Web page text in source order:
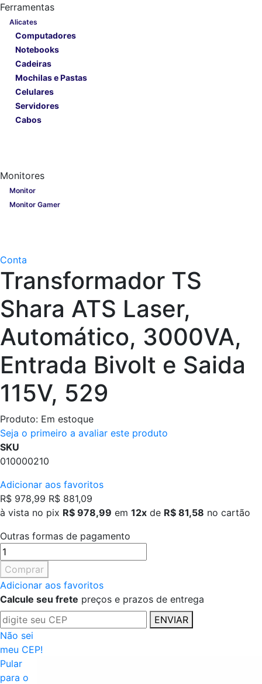
Ferramentas
Alicates
Computadores
Notebooks
Cadeiras
Mochilas e Pastas
Celulares
Servidores
Cabos
Monitores
Monitor
Monitor Gamer
Conta
Transformador TS
Shara ATS Laser,
Automático, 3000VA,
Entrada Bivolt e Saida
115V, 529
Produto: Em estoque
Seja o primeiro a avaliar este produto
SKU
010000210
Adicionar aos favoritos
R$ 978,99 R$ 881,09
à vista no pix R$ 978,99 em 12x de R$ 81,58 no cartão
Outras formas de pagamento
Comprar
Adicionar aos favoritos
Calcule seu frete preços e prazos de entrega
ENVIAR
Não sei
meu CEP!
Pular
para o